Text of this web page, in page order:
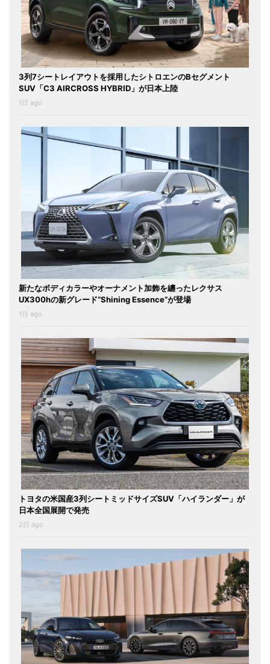
3列7シートレイアウトを採用したシトロエンのBセグメント
SUV「C3 AIRCROSS HYBRID」が日本上陸
1日 ago
新たなボディカラーやオーナメント加飾を纏ったレクサス
UX300hの新グレード“Shining Essence”が登場
1日 ago
トヨタの米国産3列シートミッドサイズSUV「ハイランダー」が
日本全国展開で発売
2日 ago